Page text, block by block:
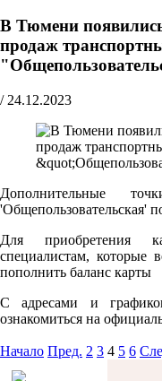
В Тюмени
продаж
/ 24.12.2023
Дополнительные
'Общепользовательская'
Для приобретения
специалистам, которые
пополнить баланс карты
С адресами и
ознакомиться на
Начало Пред. 2 3 4 5 6